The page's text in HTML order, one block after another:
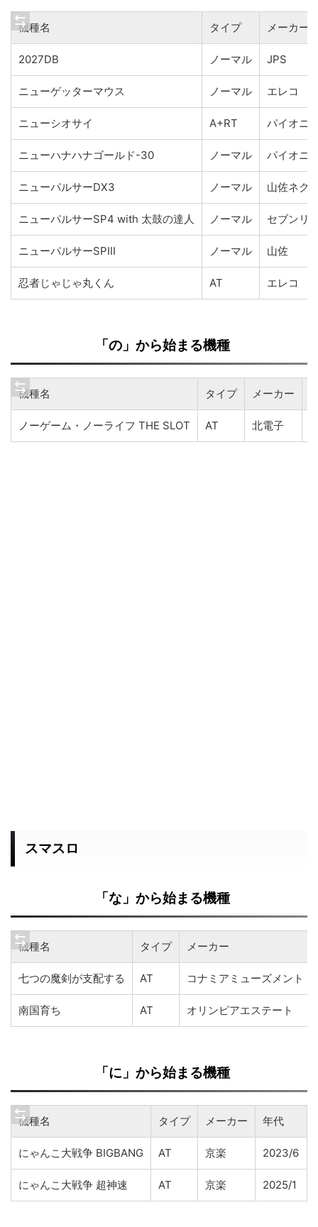
機種名 タイプ メーカー
2027DB ノーマル JPS
ニューゲッターマウス ノーマル エレコ
ニューシオサイ A+RT パイオニ
ニューハナハナゴールド-30 ノーマル パイオニ
ニューパルサーDX3 ノーマル 山佐ネク
ニューパルサーSP4 with 太鼓の達人 ノーマル セブンリ
ニューパルサーSPIII ノーマル 山佐
忍者じゃじゃ丸くん AT エレコ
「の」から始まる機種
機種名 タイプ メーカー
ノーゲーム・ノーライフ THE SLOT AT 北電子
スマスロ
「な」から始まる機種
機種名 タイプ メーカー
七つの魔剣が支配する AT コナミアミューズメント
南国育ち AT オリンピアエステート
「に」から始まる機種
機種名 タイプ メーカー 年代
にゃんこ大戦争 BIGBANG AT 京楽 2023/6
にゃんこ大戦争 超神速 AT 京楽 2025/1